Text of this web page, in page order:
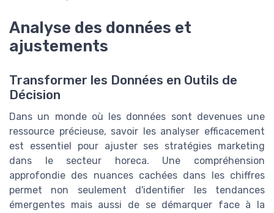
Analyse des données et
ajustements
Transformer les Données en Outils de
Décision
Dans un monde où les données sont devenues une
ressource précieuse, savoir les analyser efficacement
est essentiel pour ajuster ses stratégies marketing
dans le secteur horeca. Une compréhension
approfondie des nuances cachées dans les chiffres
permet non seulement d'identifier les tendances
émergentes mais aussi de se démarquer face à la